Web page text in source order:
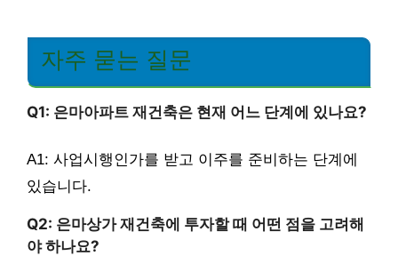
자주 묻는 질문
Q1: 은마아파트 재건축은 현재 어느 단계에 있나요?
A1: 사업시행인가를 받고 이주를 준비하는 단계에
있습니다.
Q2: 은마상가 재건축에 투자할 때 어떤 점을 고려해
야 하나요?